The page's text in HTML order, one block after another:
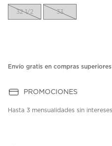
32 1/2 33
Envío gratis en compras
PROMOCIONES
Hasta 3 mensualidades sin